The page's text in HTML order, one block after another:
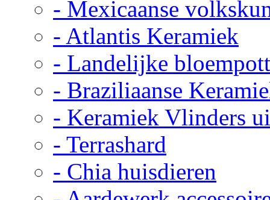
- Mexicaanse
- Atlantis Keramiek
- Landelijke
- Braziliaanse
- Keramiek Vlinders
- Terrashard
- Chia huisdieren